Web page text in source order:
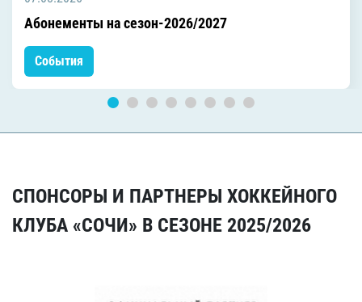
Абонементы на сезон-2026/2027
События
СПОНСОРЫ И ПАРТНЕРЫ ХОККЕЙНОГО
КЛУБА «СОЧИ» В СЕЗОНЕ 2025/2026